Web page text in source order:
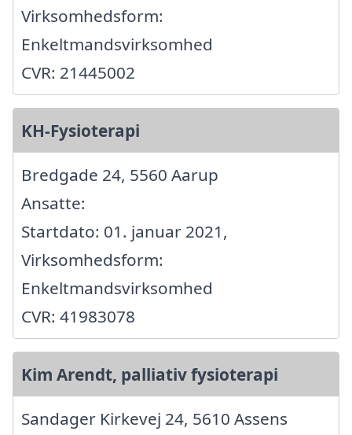
Virksomhedsform:
Enkeltmandsvirksomhed
CVR: 21445002
KH-Fysioterapi
Bredgade 24, 5560 Aarup
Ansatte:
Startdato: 01. januar 2021,
Virksomhedsform:
Enkeltmandsvirksomhed
CVR: 41983078
Kim Arendt, palliativ fysioterapi
Sandager Kirkevej 24, 5610 Assens